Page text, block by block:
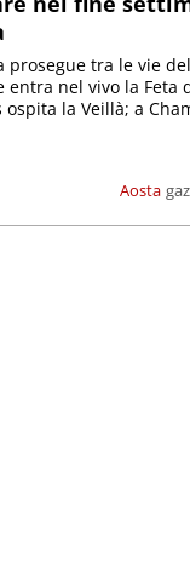
Aosta
prosegue tra le vie
entra nel vivo la Feta
ospita la Veillà; a